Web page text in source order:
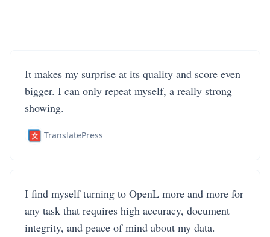
It makes my surprise at its quality and score even
bigger. I can only repeat myself, a really strong
showing.
TranslatePress
I find myself turning to OpenL more and more for
any task that requires high accuracy, document
integrity, and peace of mind about my data.